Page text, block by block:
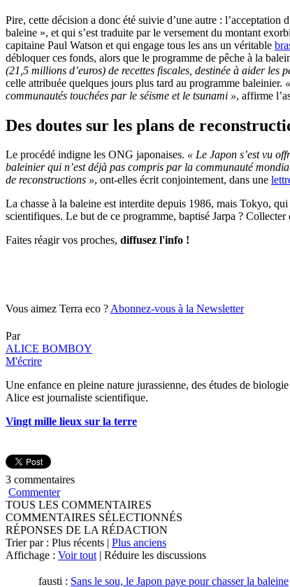
Pire, cette décision a donc été suivie d’une autre : l’acceptation
baleine », et qui s’est traduite par le versement du montant
capitaine Paul Watson et qui engage tous les ans un véritable
débloquer ces fonds, alors que le programme de pêche à la
(21,5 millions d’euros) de recettes fiscales, destinée à aider les
celle attribuée quelques jours plus tard au programme baleinier.
communautés touchées par le séisme et le tsunami », affirme
Des doutes sur les plans de
Le procédé indigne les ONG japonaises. « Le Japon s’est vu
baleinier qui n’est déjà pas compris par la communauté
de reconstructions », ont-elles écrit conjointement, dans une
La chasse à la baleine est interdite depuis 1986, mais Tokyo, qui
scientifiques. Le but de ce programme, baptisé Jarpa ?
Faites réagir vos proches, diffusez l'info !
Vous aimez Terra eco ?Abonnez-vous à la Newsletter
Par
ALICE BOMBOY
M'écrire
Une enfance en pleine nature jurassienne, des études de
Alice est journaliste scientifique.
Vingt mille lieux sur la terre
3 commentaires
Commenter
TOUS LES COMMENTAIRES
COMMENTAIRES SÉLECTIONNÉS
RÉPONSES DE LA RÉDACTION
Trier par : Plus récents | Plus anciens
Affichage : Voir tout| Réduire les discussions
fausti : Sans le sou, le Japon paye pour chasser la baleine